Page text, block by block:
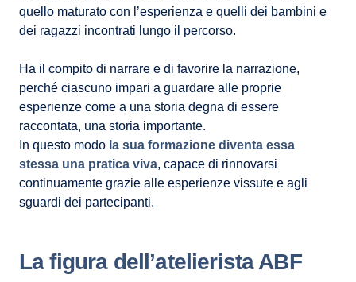
quello maturato con l’esperienza e quelli dei bambini e
dei ragazzi incontrati lungo il percorso.
Ha il compito di narrare e di favorire la narrazione,
perché ciascuno impari a guardare alle proprie
esperienze come a una storia degna di essere
raccontata, una storia importante.
In questo modo la sua formazione diventa essa
stessa una pratica viva, capace di rinnovarsi
continuamente grazie alle esperienze vissute e agli
sguardi dei partecipanti.
La figura dell’atelierista ABF